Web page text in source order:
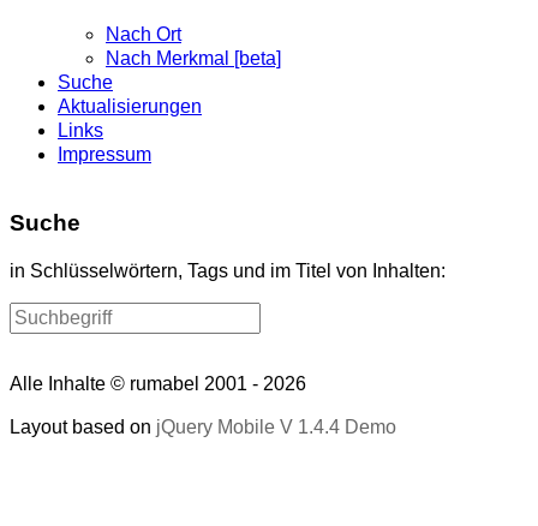
Nach Ort
Nach Merkmal [beta]
Suche
Aktualisierungen
Links
Impressum
Suche
in Schlüsselwörtern, Tags und im Titel von Inhalten:
Alle Inhalte © rumabel 2001 - 2026
Layout based on jQuery Mobile V 1.4.4 Demo